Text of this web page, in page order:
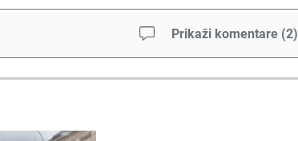
Prikaži komentare (2)